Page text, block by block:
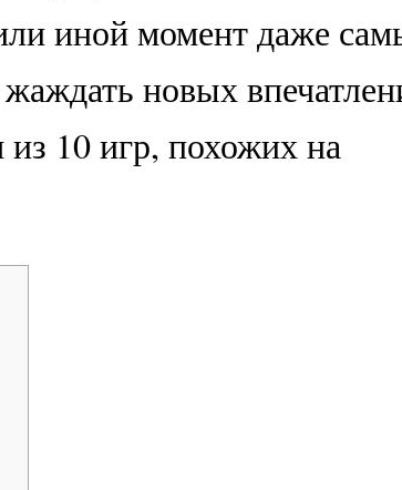
иной момент даже
новых
10 игр, похожих на